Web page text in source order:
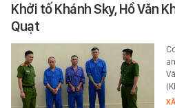
Khởi tố Khánh Sky, Hồ Văn
Quạt